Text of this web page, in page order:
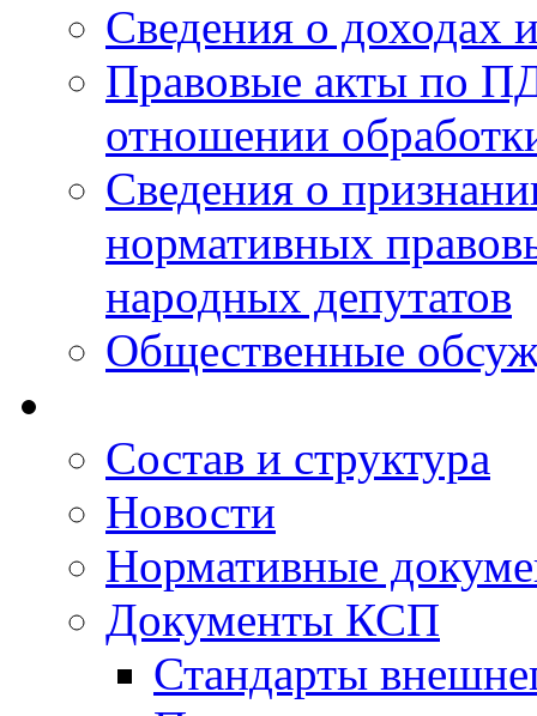
Сведения о доходах
Правовые акты по
отношении
Сведения о
нормативных
народных депутатов
Общественные
Состав и структура
Новости
Нормативные
Документы КСП
Стандарты